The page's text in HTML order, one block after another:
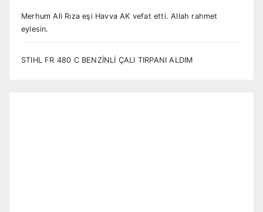
Merhum Ali Rıza eşi Havva AK vefat etti. Allah rahmet
eylesin.
STIHL FR 480 C BENZİNLİ ÇALI TIRPANI ALDIM